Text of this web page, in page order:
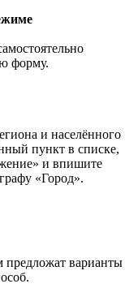
форму.
и населённого
пункт в списке,
и впишите
«Город».
предложат варианты